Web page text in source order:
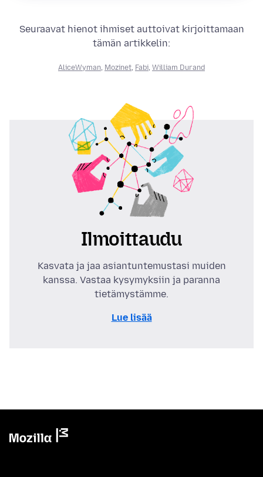
Seuraavat hienot ihmiset auttoivat kirjoittamaan
tämän artikkelin:
AliceWyman, Mozinet, Fabi, William Durand
Ilmoittaudu
Kasvata ja jaa asiantuntemustasi muiden
kanssa. Vastaa kysymyksiin ja paranna
tietämystämme.
Lue lisää